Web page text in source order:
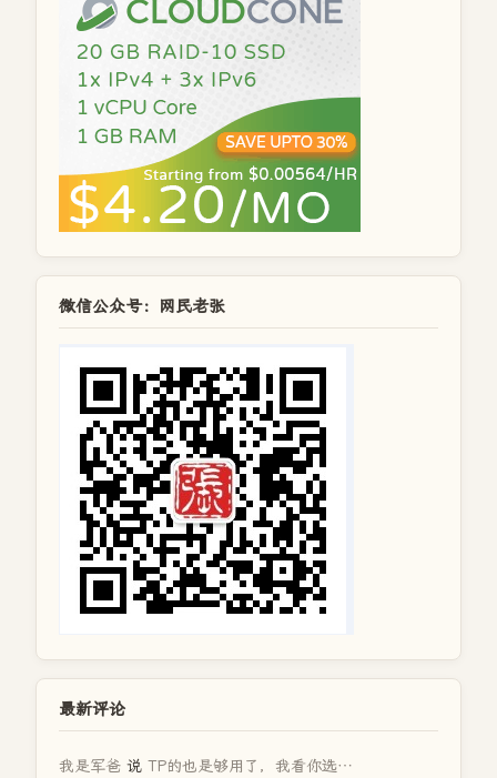
微信公众号：网民老张
最新评论
我是军爸 说 TP的也是够用了，我看你选…